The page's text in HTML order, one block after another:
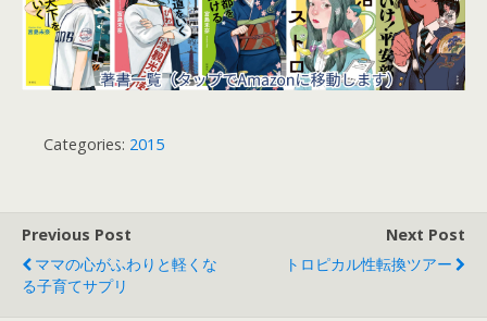
Categories: 2015
Previous Post
ママの心がふわりと軽くな
る子育てサプリ
Next Post
トロピカル性転換ツアー